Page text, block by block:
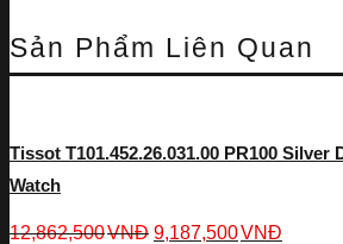
Sản Phẩm Liên Quan
Tissot T101.452.26.031.00 PR100 Silver
Watch
12,862,500VNĐ 9,187,500VNĐ